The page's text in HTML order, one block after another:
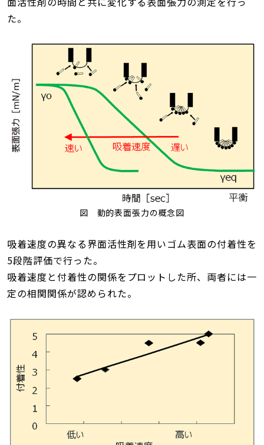
た。
図 動的表面張力の概念図
吸着速度の異なる界面活性剤を用いゴム表面の付着性を
5段階評価で行った。
吸着速度と付着性の関係をプロットした所、両者には一
定の相関関係が認められた。